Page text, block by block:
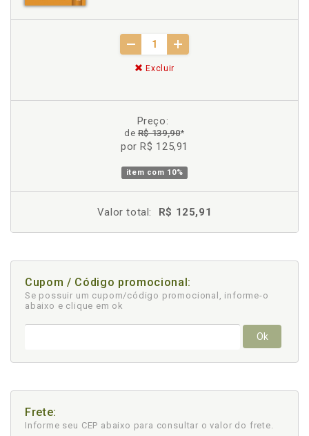
Excluir
Preço:
deR$ 139,90*
por R$ 125,91
item com 10%
Valor total: R$ 125,91
Cupom / Código promocional:
Se possuir um cupom/código promocional, informe-o
abaixo e clique em ok
Ok
Frete:
Informe seu CEP abaixo para consultar o valor do frete.